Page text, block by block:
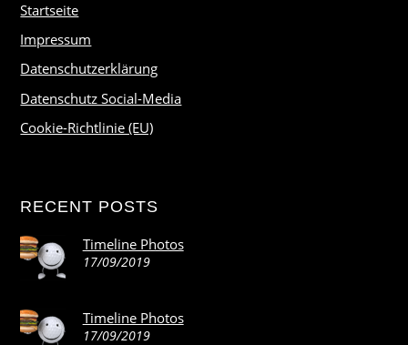
Startseite
Impressum
Datenschutzerklärung
Datenschutz Social-Media
Cookie-Richtlinie (EU)
RECENT POSTS
Timeline Photos
17/09/2019
Timeline Photos
17/09/2019